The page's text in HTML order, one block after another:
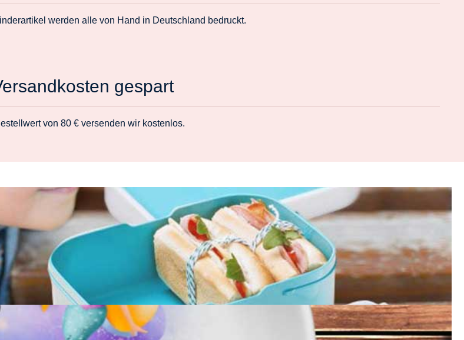
werden alle von Hand in Deutschland bedruckt.
gespart
von 80 € versenden wir kostenlos.